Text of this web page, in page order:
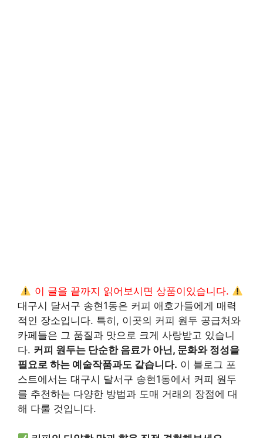
이 글을 끝까지 읽어보시면 상품이있습니다.
대구시 달서구 송현1동은 커피 애호가들에게 매력
적인 장소입니다. 특히, 이곳의 커피 원두 공급처와
카페들은 그 품질과 맛으로 크게 사랑받고 있습니
다. 커피 원두는 단순한 음료가 아닌, 문화와 정성을
필요로 하는 예술작품과도 같습니다. 이 블로그 포
스트에서는 대구시 달서구 송현1동에서 커피 원두
를 추천하는 다양한 방법과 도매 거래의 장점에 대
해 다룰 것입니다.